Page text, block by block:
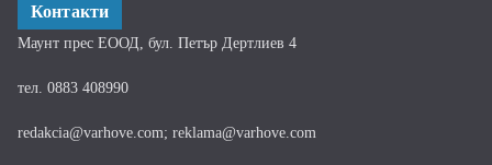
Контакти
Маунт прес ЕООД, бул. Петър Дертлиев 4
тел. 0883 408990
redakcia@varhove.com; reklama@varhove.com